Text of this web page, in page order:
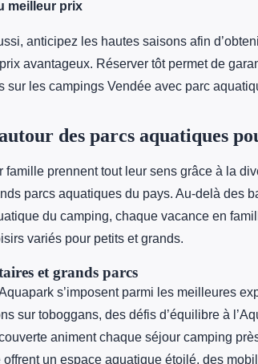
meilleur prix
anticipez les hautes saisons afin
avantageux. Réserver tôt permet de
sur les campings Vendée avec parc
des parcs aquatiques
famille prennent tout leur sens grâce à la
parcs aquatiques du pays. Au-delà des
du camping, chaque vacance en
variés pour petits et grands.
et grands parcs
s’imposent parmi les meilleures
sur toboggans, des défis d’équilibre à
animent chaque séjour camping
un espace aquatique étoilé, des